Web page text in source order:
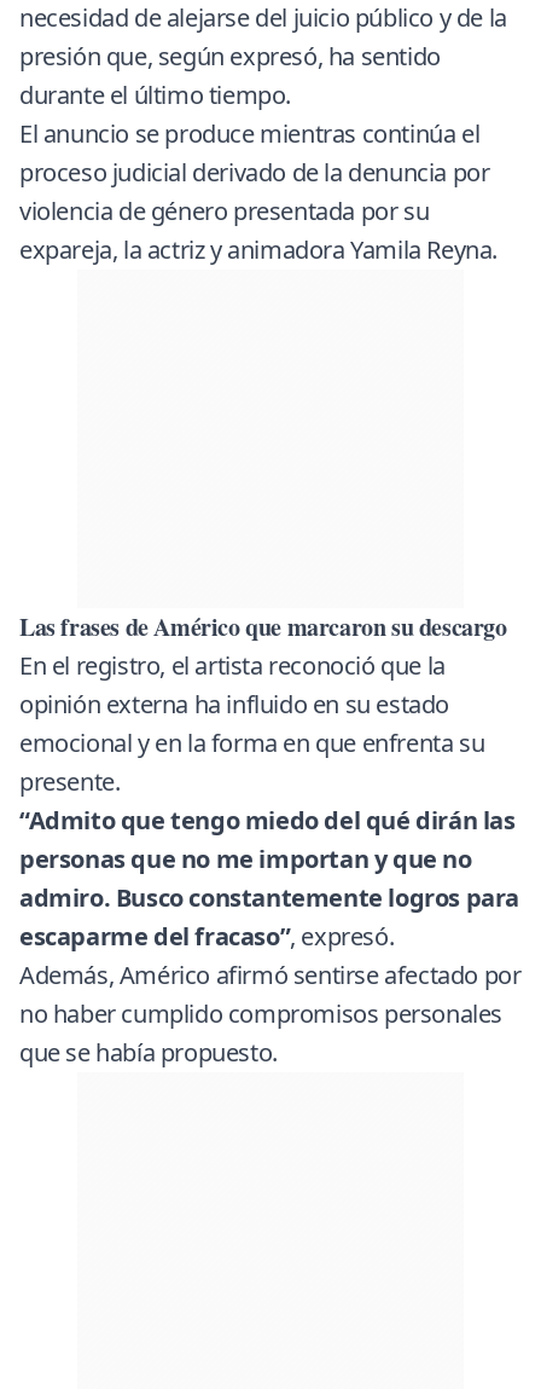
necesidad de alejarse del juicio público y de la
presión que, según expresó, ha sentido
durante el último tiempo.
El anuncio se produce mientras continúa el
proceso judicial derivado de la denuncia por
violencia de género presentada por su
expareja, la actriz y animadoraYamila Reyna.
Las frases de Américo que marcaron su descargo
En el registro, el artista reconoció que la
opinión externa ha influido en su estado
emocional y en la forma en que enfrenta su
presente.
“Admito que tengo miedo del qué dirán las
personas que no me importan y que no
admiro. Busco constantemente logros para
escaparme del fracaso”, expresó.
Además, Américo afirmó sentirse afectado por
no haber cumplido compromisos personales
que se había propuesto.